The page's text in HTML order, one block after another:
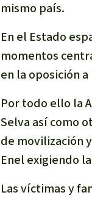
mismo país.
En el Estado
momentos
en la oposición
Por todo ello la
Selva así como
de movilización
Enel exigiendo
Las víctimas y